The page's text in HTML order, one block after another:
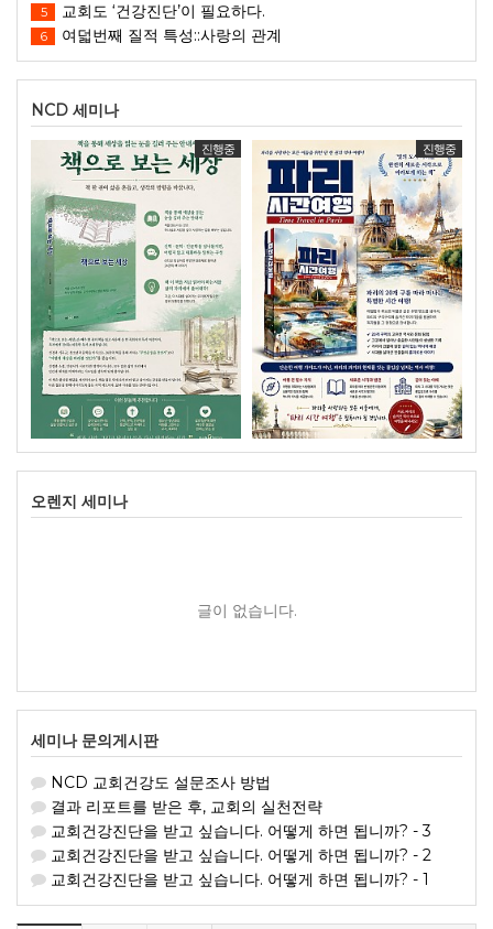
5 교회도 ‘건강진단’이 필요하다.
6 여덟번째 질적 특성::사랑의 관계
NCD 세미나
진행중 진행중
오렌지 세미나
글이 없습니다.
세미나 문의게시판
NCD 교회건강도 설문조사 방법
결과 리포트를 받은 후, 교회의 실천전략
교회건강진단을 받고 싶습니다. 어떻게 하면 됩니까? - 3
교회건강진단을 받고 싶습니다. 어떻게 하면 됩니까? - 2
교회건강진단을 받고 싶습니다. 어떻게 하면 됩니까? - 1